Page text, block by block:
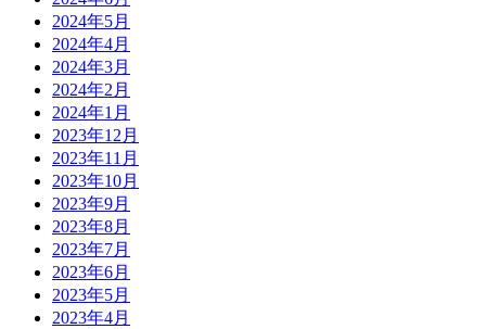
2024年5月
2024年4月
2024年3月
2024年2月
2024年1月
2023年12月
2023年11月
2023年10月
2023年9月
2023年8月
2023年7月
2023年6月
2023年5月
2023年4月